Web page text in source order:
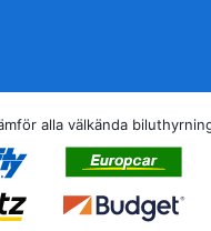
alla välkända